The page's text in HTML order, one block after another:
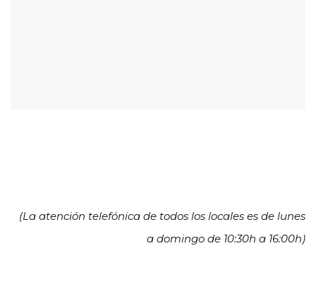
(La atención telefónica de todos los locales es de lunes
a domingo de 10:30h a 16:00h)